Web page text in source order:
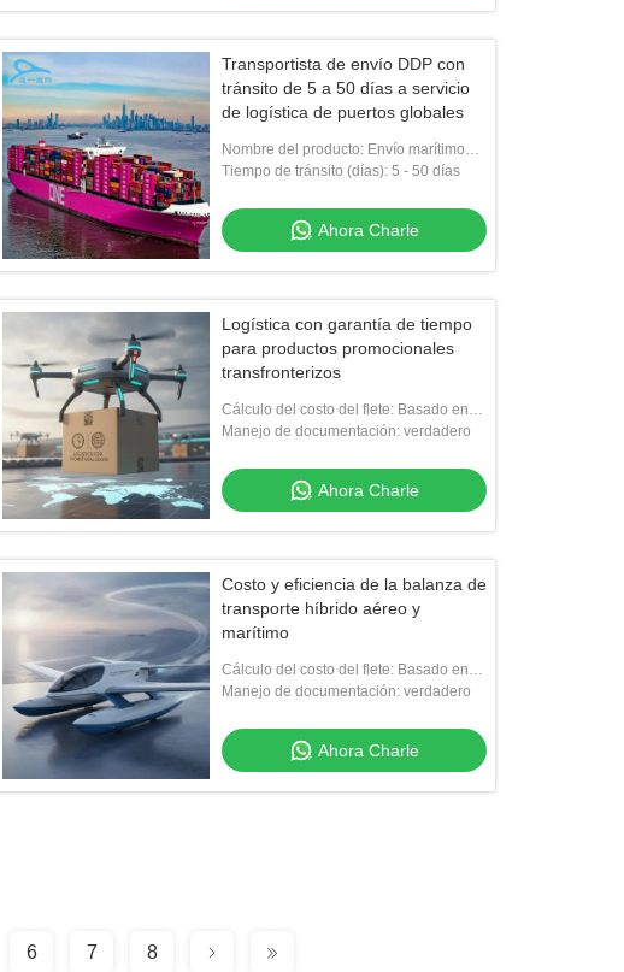
Transportista de envío DDP con
tránsito de 5 a 50 días a servicio
de logística de puertos globales
Nombre del producto: Envío marítimo
internacional
Tiempo de tránsito (días): 5 - 50 días
Ahora Charle
Logística con garantía de tiempo
para productos promocionales
transfronterizos
Cálculo del costo del flete: Basado en
peso, volumen y distancia
Manejo de documentación: verdadero
Ahora Charle
Costo y eficiencia de la balanza de
transporte híbrido aéreo y
marítimo
Cálculo del costo del flete: Basado en
peso, volumen y distancia
Manejo de documentación: verdadero
Ahora Charle
6 7 8